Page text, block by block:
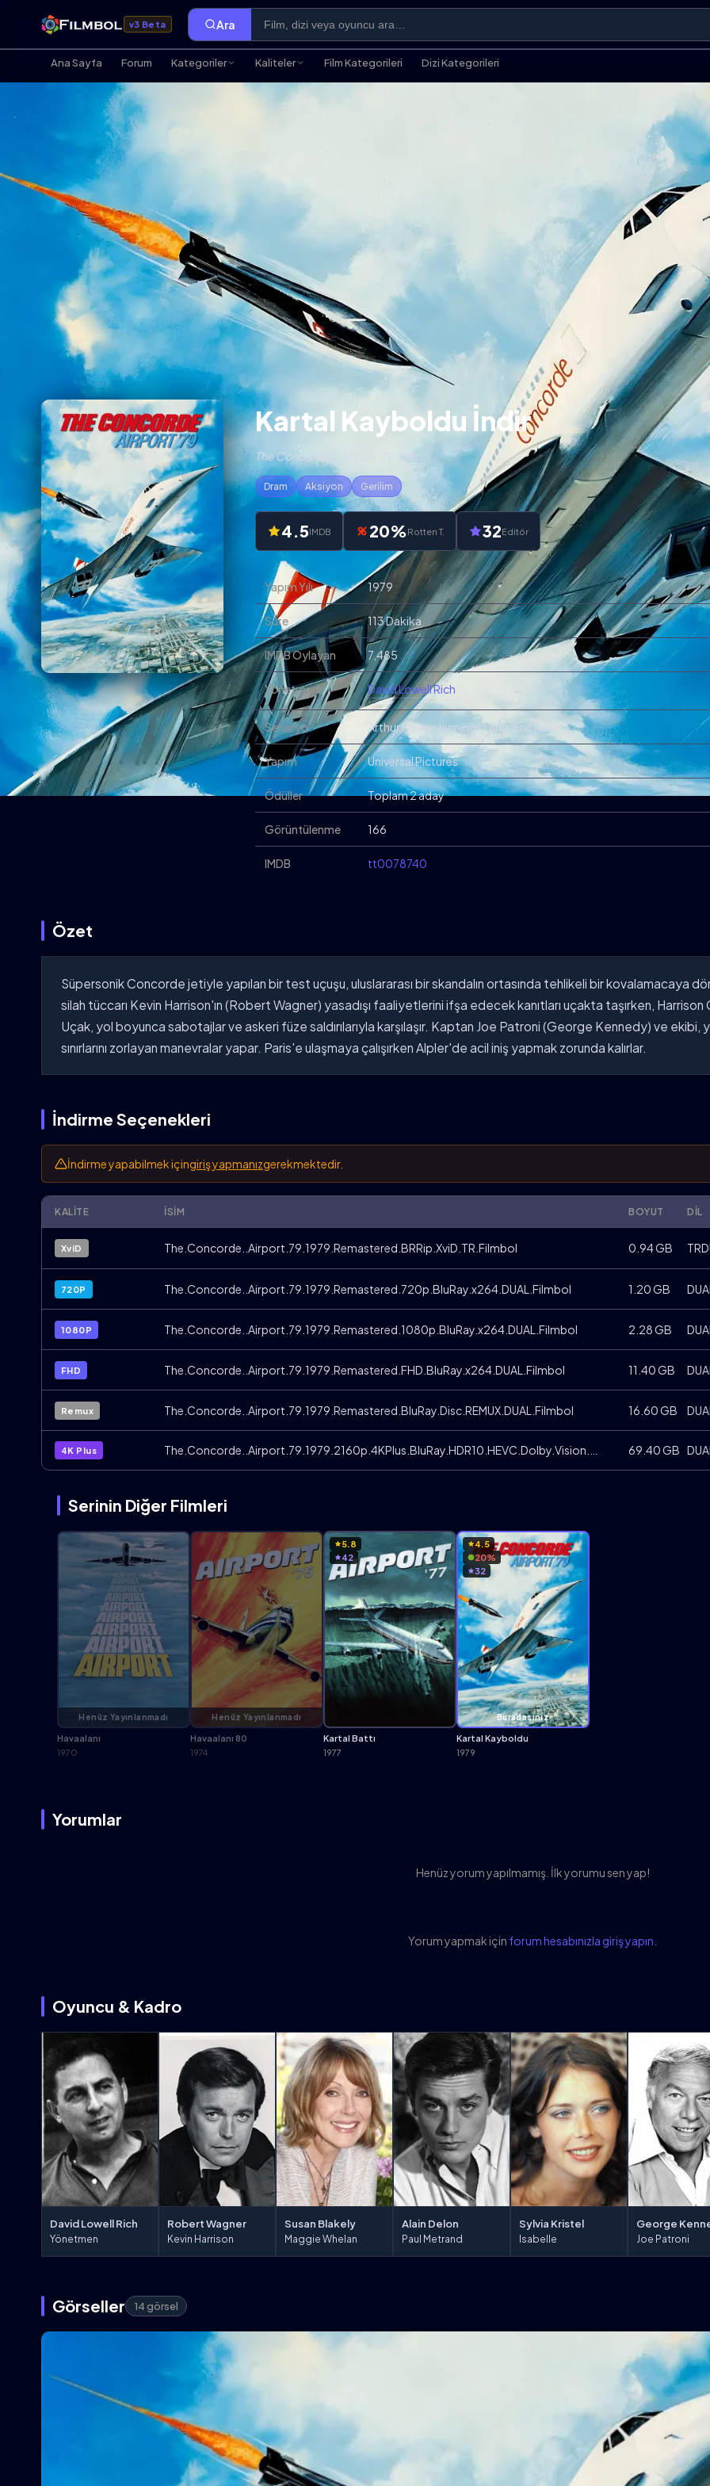
v3 Beta Ara
Ana Sayfa Forum Kategoriler Kaliteler Film Kategorileri Dizi Kategorileri
Kartal Kayboldu İndir
The Concorde... Airport '79 İndir
Dram Aksiyon Gerilim
4.5IMDB 20%Rotten T. 32Editör
Yapım Yılı 1979
Süre 113 Dakika
IMDB Oylayan 7,485
Yönetmen David Lowell Rich
Senaryo Arthur Hailey, Jennings Lang, Eric Roth
Yapım Universal Pictures
Ödüller Toplam 2 aday
Görüntülenme 166
IMDB tt0078740
Özet
Süpersonik Concorde jetiyle yapılan bir test uçuşu, uluslararası bir skandalın ortasında tehlikeli bir kovalamacaya
silah tüccarı Kevin Harrison'ın (Robert Wagner) yasadışı faaliyetlerini ifşa edecek kanıtları uçakta taşırken,
Uçak, yol boyunca sabotajlar ve askeri füze saldırılarıyla karşılaşır. Kaptan Joe Patroni (George Kennedy) ve ekibi,
sınırlarını zorlayan manevralar yapar. Paris'e ulaşmaya çalışırken Alpler'de acil iniş yapmak zorunda kalırlar.
İndirme Seçenekleri
İndirme yapabilmek içingiriş yapmanızgerekmektedir.
KALITE İSIM BOYUT DIL
XviD The.Concorde..Airport.79.1979.Remastered.BRRip.XviD.TR.Filmbol 0.94 GB
720P The.Concorde..Airport.79.1979.Remastered.720p.BluRay.x264.DUAL.Filmbol 1.20 GB DUAL
1080P The.Concorde..Airport.79.1979.Remastered.1080p.BluRay.x264.DUAL.Filmbol 2.28 GB DUAL
FHD The.Concorde..Airport.79.1979.Remastered.FHD.BluRay.x264.DUAL.Filmbol 11.40 GB DUAL
Remux The.Concorde..Airport.79.1979.Remastered.BluRay.Disc.REMUX.DUAL.Filmbol 16.60 GB DUAL
4K Plus 69.40 GB DUAL
Serinin Diğer Filmleri
Henüz Yayınlanmadı
Havaalanı
1970
Henüz Yayınlanmadı
Havaalanı 80
1974
5.8
42
Kartal Battı
1977
Buradasınız
4.5
20%
32
Kartal Kayboldu
1979
Yorumlar
Henüz yorum yapılmamış. İlk yorumu sen yap!
Yorum yapmak için forum hesabınızla giriş yapın
Oyuncu & Kadro
David Lowell Rich
Yönetmen
Robert Wagner
Kevin Harrison
Susan Blakely
Maggie Whelan
Alain Delon
Paul Metrand
Sylvia Kristel
Isabelle
George
Joe Patroni
Görseller 14 görsel